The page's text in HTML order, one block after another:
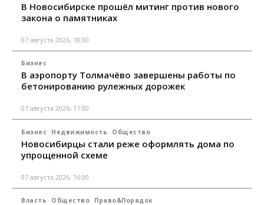
В Новосибирске прошёл митинг против нового
закона о памятниках
07 августа 2026, 18:00
Бизнес
В аэропорту Толмачёво завершены работы по
бетонированию рулежных дорожек
07 августа 2026, 17:00
Бизнес Недвижимость Общество
Новосибирцы стали реже оформлять дома по
упрощенной схеме
07 августа 2026, 16:00
Власть Общество Право&Порядок